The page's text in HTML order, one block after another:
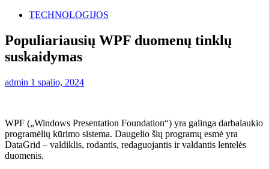
TECHNOLOGIJOS
Populiariausių WPF duomenų tinklų
suskaidymas
admin 1 spalio, 2024
WPF („Windows Presentation Foundation“) yra galinga darbalaukio
programėlių kūrimo sistema. Daugelio šių programų esmė yra
DataGrid – valdiklis, rodantis, redaguojantis ir valdantis lentelės
duomenis.